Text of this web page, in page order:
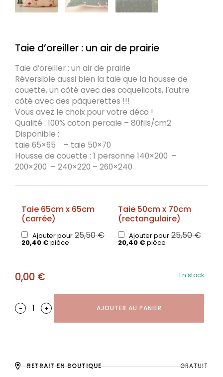
Taie d’oreiller : un air de prairie
Taie d’oreiller : un air de prairie
Réversible aussi bien la taie que la housse de
couette, un côté avec des coquelicots, l’autre
côté avec des pâquerettes !!!
Vous avez le choix pour votre déco !
Qualité : 100% coton percale – 80fils/cm2
Disponible :
taie 65×65 – taie 50×70
Housse de couette : 1 personne 140×200 –
200×200 – 240×220 – 260×240
Taie 65cm x 65cm
(carrée)
Ajouter pour 25,50€
20,40 € pièce
Taie 50cm x 70cm
(rectangulaire)
Ajouter pour 25,50€
20,40 € pièce
0,00 € En stock
- + AJOUTER AU PANIER
RETRAIT EN BOUTIQUE GRATUIT